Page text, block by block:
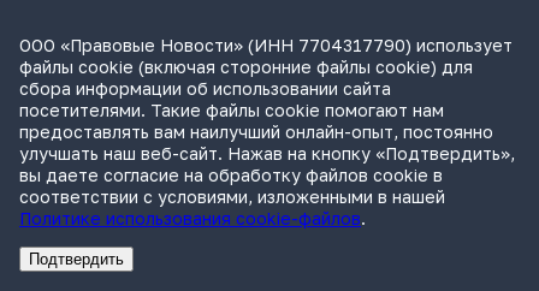
, 12:52
Экономколлегия защитила компанию от переплаты за
пользование землей
Практика
, 12:43
Великобритания расширила антироссийские санкции
Санкции
, 12:41
АБД предложила стандарт синтетических данных для ИИ-
моделей
Практика
РекламаАдвокатское бюро Санкт-Петербурга «Вертикаль» ИНН 7841290773
ООО «Правовые Новости» (ИНН 7704317790) использует
файлы cookie (включая сторонние файлы cookie) для
сбора информации об использовании сайта
посетителями. Такие файлы cookie помогают нам
предоставлять вам наилучший онлайн-опыт, постоянно
улучшать наш веб-сайт. Нажав на кнопку «Подтвердить»,
вы даете согласие на обработку файлов cookie в
соответствии с условиями, изложенными в нашей
Политике использования cookie-файлов.
Подтвердить